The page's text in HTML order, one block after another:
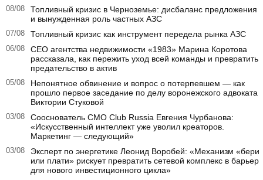
08/08
Топливный кризис в Черноземье: дисбаланс предложения
и вынужденная роль частных АЗС
07/08 Топливный кризис как инструмент передела рынка АЗС
06/08
CEO агентства недвижимости «1983» Марина Коротова
рассказала, как пережить уход всей команды и превратить
предательство в актив
05/08
Непонятное обвинение и вопрос о потерпевшем — как
прошло первое заседание по делу воронежского адвоката
Виктории Стуковой
03/08
Сооснователь CMO Club Russia Евгения Чурбанова:
«Искусственный интеллект уже уволил креаторов.
Маркетинг — следующий»
03/08
Эксперт по энергетике Леонид Воробей: «Механизм «бери
или плати» рискует превратить сетевой комплекс в барьер
для нового инвестиционного цикла»